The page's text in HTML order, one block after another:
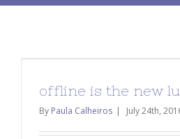
offline is the new
By Paula Calheiros | July 24th,